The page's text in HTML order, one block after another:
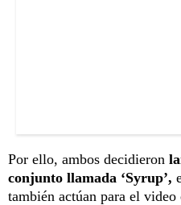
Por ello, ambos decidieron
conjunto llamada ‘Syrup’,
también actúan para el